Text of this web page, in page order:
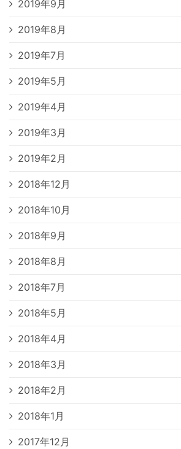
2019年9月
2019年8月
2019年7月
2019年5月
2019年4月
2019年3月
2019年2月
2018年12月
2018年10月
2018年9月
2018年8月
2018年7月
2018年5月
2018年4月
2018年3月
2018年2月
2018年1月
2017年12月